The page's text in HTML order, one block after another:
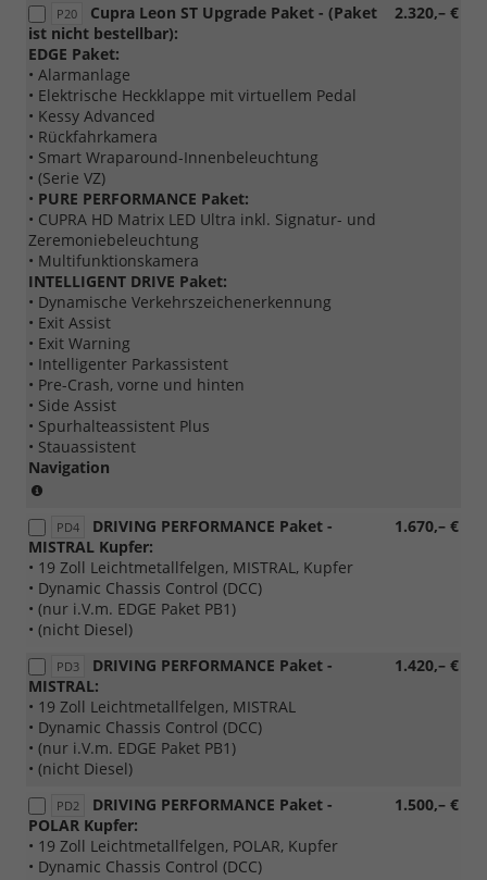
P20 2.320,– €
Cupra Leon ST Upgrade Paket - (Paket
ist nicht bestellbar):
EDGE Paket:
• Alarmanlage
• Elektrische Heckklappe mit virtuellem Pedal
• Kessy Advanced
• Rückfahrkamera
• Smart Wraparound-Innenbeleuchtung
• (Serie VZ)
• PURE PERFORMANCE Paket:
• CUPRA HD Matrix LED Ultra inkl. Signatur- und
Zeremoniebeleuchtung
• Multifunktionskamera
INTELLIGENT DRIVE Paket:
• Dynamische Verkehrszeichenerkennung
• Exit Assist
• Exit Warning
• Intelligenter Parkassistent
• Pre-Crash, vorne und hinten
• Side Assist
• Spurhalteassistent Plus
• Stauassistent
Navigation
nicht
bestellbar)
PD4 1.670,– €
DRIVING PERFORMANCE Paket -
MISTRAL Kupfer:
• 19 Zoll Leichtmetallfelgen, MISTRAL, Kupfer
• Dynamic Chassis Control (DCC)
• (nur i.V.m. EDGE Paket PB1)
• (nicht Diesel)
PD3 1.420,– €
DRIVING PERFORMANCE Paket -
MISTRAL:
• 19 Zoll Leichtmetallfelgen, MISTRAL
• Dynamic Chassis Control (DCC)
• (nur i.V.m. EDGE Paket PB1)
• (nicht Diesel)
PD2 1.500,– €
DRIVING PERFORMANCE Paket -
POLAR Kupfer:
• 19 Zoll Leichtmetallfelgen, POLAR, Kupfer
• Dynamic Chassis Control (DCC)